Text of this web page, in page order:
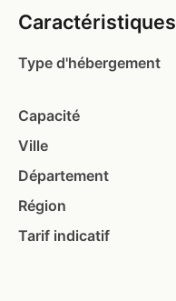
Caractéristiques
Type d'hébergement
Capacité
Ville
Département
Région
Tarif indicatif